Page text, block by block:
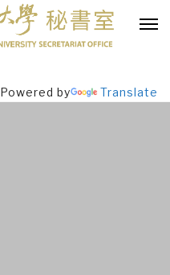
Powered by Translate